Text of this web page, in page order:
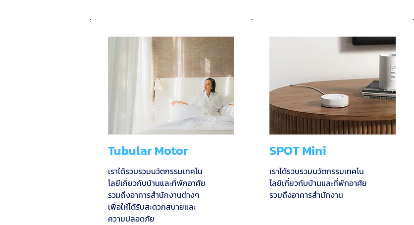
Tubular Motor
เราได้รวบรวมนวัตกรรมเทคโน
โลยีเกี่ยวกับบ้านและที่พักอาศัย
รวมถึงอาคารสำนักงานต่างๆ
เพื่อให้ได้รับสะดวกสบายและ
ความปลอดภัย
SPOT Mini
เราได้รวบรวมนวัตกรรมเทคโน
โลยีเกี่ยวกับบ้านและที่พักอาศัย
รวมถึงอาคารสำนักงาน